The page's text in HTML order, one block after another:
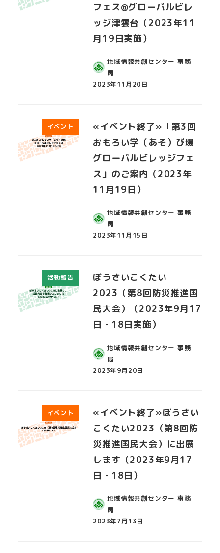
フェス@グローバルビレ
ッジ津雲台（2023年11
月19日実施）
地域情報共創センター 事務
局
投稿日
2023年11月20日
イベント
«イベント終了»「第3回
おもろい学（あそ）び場
グローバルビレッジフェ
ス」のご案内（2023年
11月19日）
地域情報共創センター 事務
局
投稿日
2023年11月15日
活動報告
ぼうさいこくたい
2023（第8回防災推進国
民大会）（2023年9月17
日・18日実施）
地域情報共創センター 事務
局
投稿日
2023年9月20日
イベント
«イベント終了»ぼうさい
こくたい2023（第8回防
災推進国民大会）に出展
します（2023年9月17
日・18日）
地域情報共創センター 事務
局
投稿日
2023年7月13日